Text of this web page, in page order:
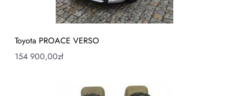
Toyota PROACE VERSO
154 900,00zł